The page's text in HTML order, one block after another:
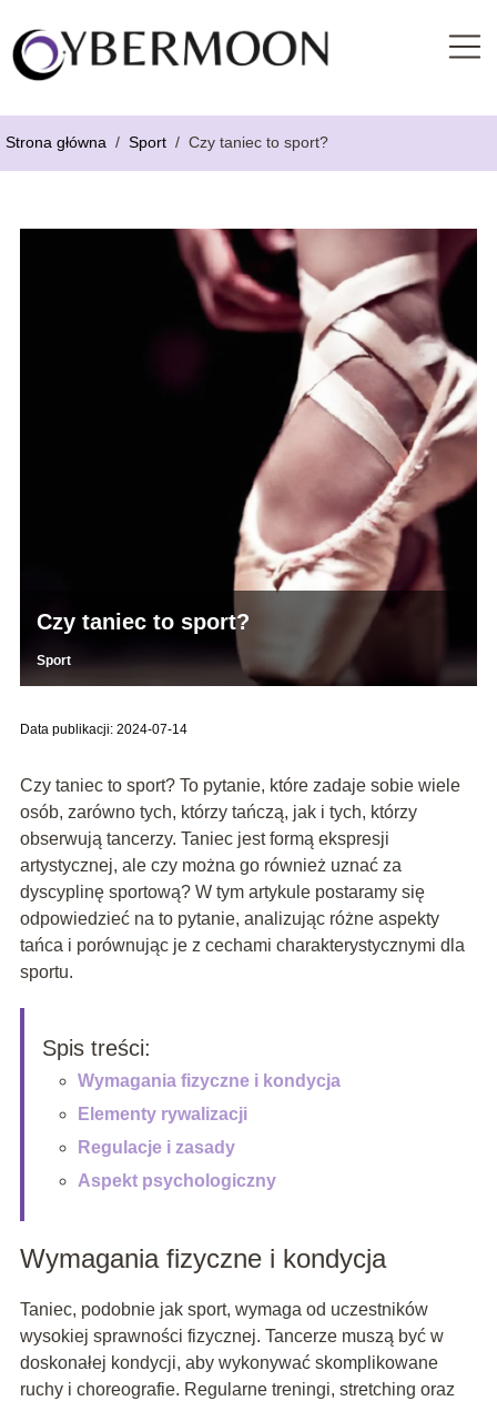
Strona główna / Sport / Czy taniec to sport?
Czy taniec to sport?
Sport
Data publikacji: 2024-07-14
Czy taniec to sport? To pytanie, które zadaje sobie wiele
osób, zarówno tych, którzy tańczą, jak i tych, którzy
obserwują tancerzy. Taniec jest formą ekspresji
artystycznej, ale czy można go również uznać za
dyscyplinę sportową? W tym artykule postaramy się
odpowiedzieć na to pytanie, analizując różne aspekty
tańca i porównując je z cechami charakterystycznymi dla
sportu.
Spis treści:
Wymagania fizyczne i kondycja
Elementy rywalizacji
Regulacje i zasady
Aspekt psychologiczny
Wymagania fizyczne i kondycja
Taniec, podobnie jak sport, wymaga od uczestników
wysokiej sprawności fizycznej. Tancerze muszą być w
doskonałej kondycji, aby wykonywać skomplikowane
ruchy i choreografie. Regularne treningi, stretching oraz